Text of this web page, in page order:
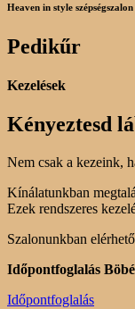
Heaven in style szépségszalon
Pedikűr
Kezelések
Kényeztesd
Nem csak a kezeink,
Kínálatunkban
Ezek rendszeres
Szalonunkban
Időpontfoglalás
Időpontfoglalás